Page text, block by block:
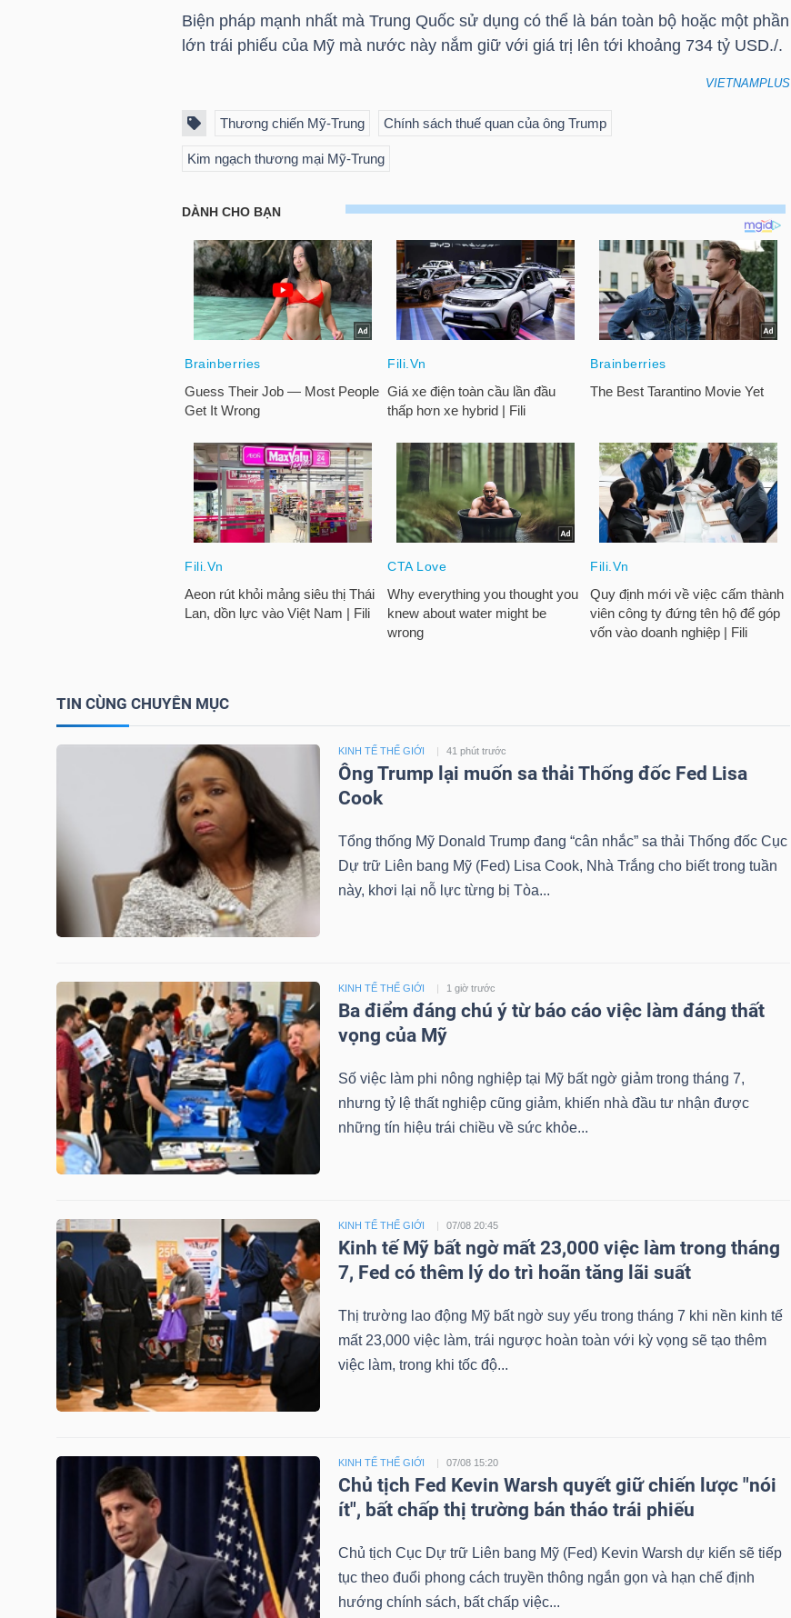
Biện pháp mạnh nhất mà Trung Quốc sử dụng có thể là bán toàn bộ hoặc một phần
lớn trái phiếu của Mỹ mà nước này nắm giữ với giá trị lên tới khoảng 734 tỷ USD./.
VIETNAMPLUS
Thương chiến Mỹ-Trung Chính sách thuế quan của ông Trump
Kim ngạch thương mại Mỹ-Trung
TIN CÙNG CHUYÊN MỤC
KINH TẾ THẾ GIỚI 41 phút trước
Ông Trump lại muốn sa thải Thống đốc Fed Lisa
Cook
Tổng thống Mỹ Donald Trump đang “cân nhắc” sa thải Thống đốc Cục
Dự trữ Liên bang Mỹ (Fed) Lisa Cook, Nhà Trắng cho biết trong tuần
này, khơi lại nỗ lực từng bị Tòa...
KINH TẾ THẾ GIỚI 1 giờ trước
Ba điểm đáng chú ý từ báo cáo việc làm đáng thất
vọng của Mỹ
Số việc làm phi nông nghiệp tại Mỹ bất ngờ giảm trong tháng 7,
nhưng tỷ lệ thất nghiệp cũng giảm, khiến nhà đầu tư nhận được
những tín hiệu trái chiều về sức khỏe...
KINH TẾ THẾ GIỚI 07/08 20:45
Kinh tế Mỹ bất ngờ mất 23,000 việc làm trong tháng
7, Fed có thêm lý do trì hoãn tăng lãi suất
Thị trường lao động Mỹ bất ngờ suy yếu trong tháng 7 khi nền kinh tế
mất 23,000 việc làm, trái ngược hoàn toàn với kỳ vọng sẽ tạo thêm
việc làm, trong khi tốc độ...
KINH TẾ THẾ GIỚI 07/08 15:20
Chủ tịch Fed Kevin Warsh quyết giữ chiến lược "nói
ít", bất chấp thị trường bán tháo trái phiếu
Chủ tịch Cục Dự trữ Liên bang Mỹ (Fed) Kevin Warsh dự kiến sẽ tiếp
tục theo đuổi phong cách truyền thông ngắn gọn và hạn chế định
hướng chính sách, bất chấp việc...
Ngành
NĂNG
LƯỢNG
NGUYÊN
VẬT
LIỆU
CÔNG
NGHIỆP